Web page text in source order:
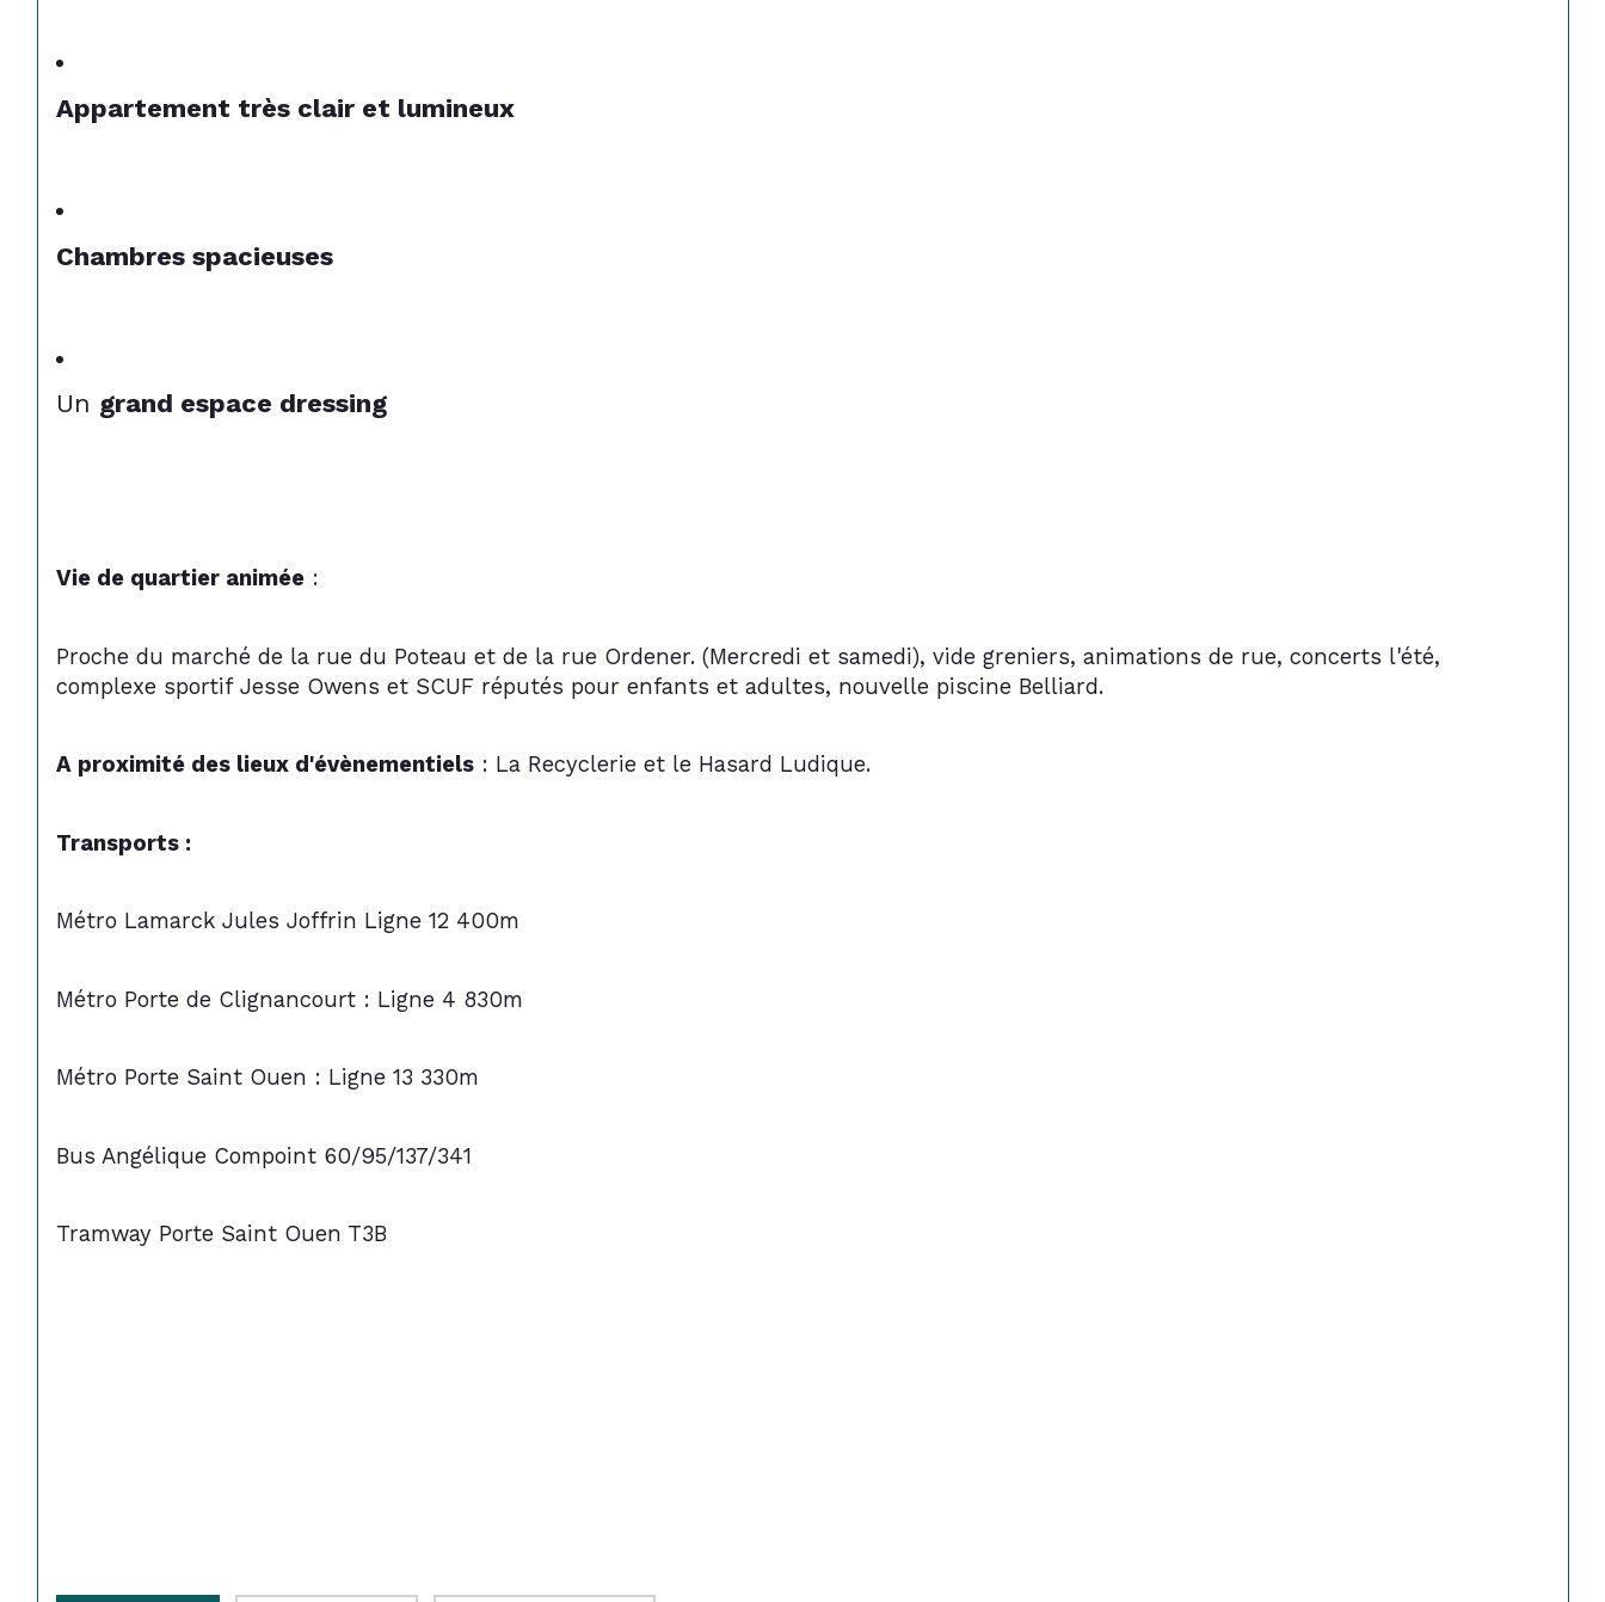
Appartement très clair et lumineux
Chambres spacieuses
Un grand espace dressing
Vie de quartier animée :
Proche du marché de la rue du Poteau et de la rue Ordener. (Mercredi et samedi), vide greniers, animations de rue, concerts l'été,
complexe sportif Jesse Owens et SCUF réputés pour enfants et adultes, nouvelle piscine Belliard.
A proximité des lieux d'évènementiels : La Recyclerie et le Hasard Ludique.
Transports :
Métro Lamarck Jules Joffrin Ligne 12 400m
Métro Porte de Clignancourt : Ligne 4 830m
Métro Porte Saint Ouen : Ligne 13 330m
Bus Angélique Compoint 60/95/137/341
Tramway Porte Saint Ouen T3B